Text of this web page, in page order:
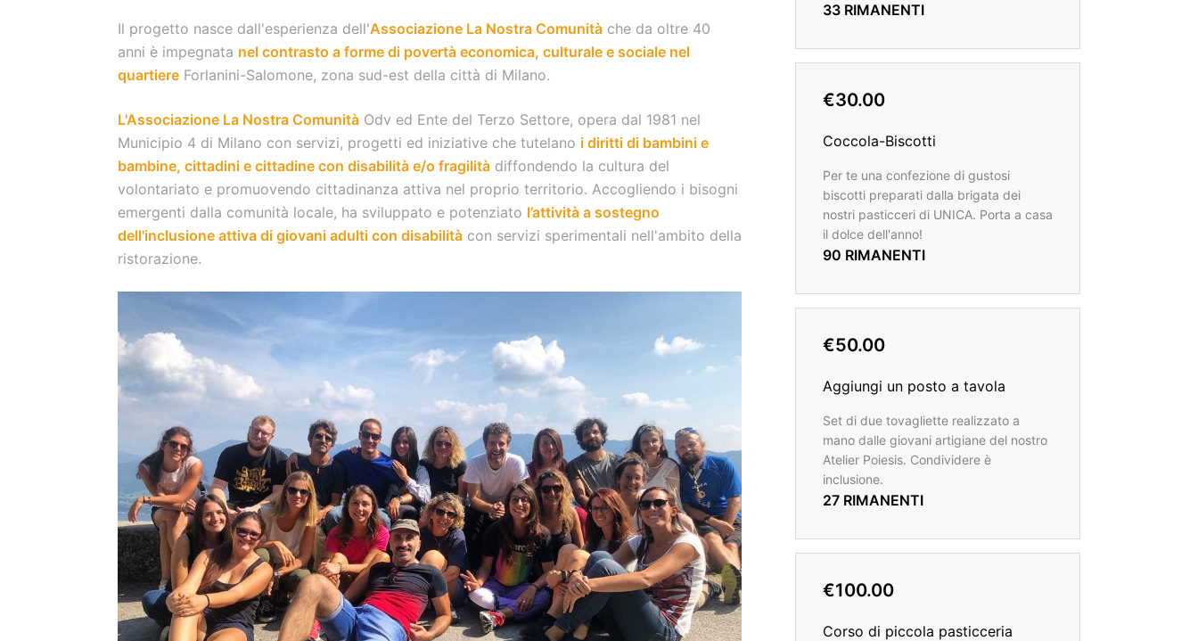
Il progetto nasce dall'esperienza dell'Associazione La Nostra Comunità che da oltre 40
anni è impegnata nel contrasto a forme di povertà economica, culturale e sociale nel
quartiere Forlanini-Salomone, zona sud-est della città di Milano.
L'Associazione La Nostra Comunità Odv ed Ente del Terzo Settore, opera dal 1981 nel
Municipio 4 di Milano con servizi, progetti ed iniziative che tutelano i diritti di bambini e
bambine, cittadini e cittadine con disabilità e/o fragilità diffondendo la cultura del
volontariato e promuovendo cittadinanza attiva nel proprio territorio. Accogliendo i bisogni
emergenti dalla comunità locale, ha sviluppato e potenziato l’attività a sostegno
dell'inclusione attiva di giovani adulti con disabilità con servizi sperimentali nell'ambito della
ristorazione.
33 RIMANENTI
€30.00
Coccola-Biscotti
Per te una confezione di gustosi
biscotti preparati dalla brigata dei
nostri pasticceri di UNICA. Porta a casa
il dolce dell'anno!
90 RIMANENTI
€50.00
Aggiungi un posto a tavola
Set di due tovagliette realizzato a
mano dalle giovani artigiane del nostro
Atelier Poiesis. Condividere è
inclusione.
27 RIMANENTI
€100.00
Corso di piccola pasticceria